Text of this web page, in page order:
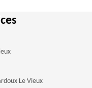
Le Vieux